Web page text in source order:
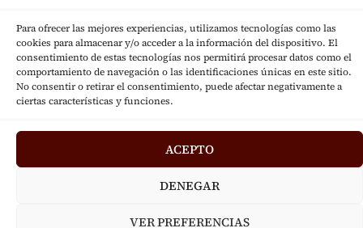
Para ofrecer las mejores experiencias, utilizamos tecnologías como las
cookies para almacenar y/o acceder a la información del dispositivo. El
consentimiento de estas tecnologías nos permitirá procesar datos como el
comportamiento de navegación o las identificaciones únicas en este sitio.
No consentir o retirar el consentimiento, puede afectar negativamente a
ciertas características y funciones.
ACEPTO
DENEGAR
VER PREFERENCIAS